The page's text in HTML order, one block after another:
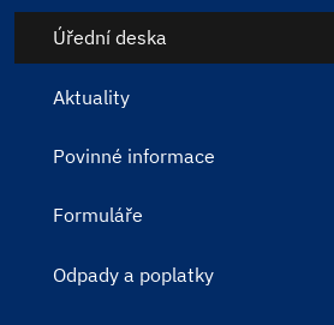
Úřední deska
Aktuality
Povinné informace
Formuláře
Odpady a poplatky